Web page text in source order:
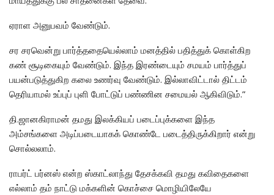
ஏராள அனுபவம் வேண்டும்.
சர சரவென்று பார்த்ததையெல்லாம் மனத்தில் பதித்துக் கொள்கிற
கண் சூடிகையும் வேண்டும். இந்த இரண்டையும் சமயம் பார்த்துப்
பயன்படுத்துகிற கலை உணர்வு வேண்டும். இல்லாவிட்டால் திட்டம்
தெரியாமல் உப்புப் புளி போட்டுப் பண்ணின சமையல் ஆகிவிடும்.”
தி.ஜானகிராமன் தமது இலக்கியப் படைப்புக்களை இந்த
அம்சங்களை அடிப்படையாகக் கொண்டே படைத்திருக்கிறார் என்று
சொல்லலாம்.
ராபர்ட் பர்னஸ் என்ற ஸ்காட்லாந்து தேசக்கவி தமது கவிதைகளை
எல்லாம் தம் நாட்டு மக்களின் கொச்சை மொழியிலேயே